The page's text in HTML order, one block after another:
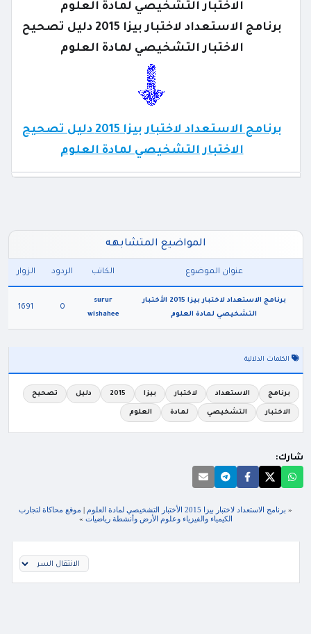
الاختبار التشخيصي لمادة العلوم
برنامج الاستعداد لاختبار بيزا 2015 دليل تصحيح
الاختبار التشخيصي لمادة العلوم
برنامج الاستعداد لاختبار بيزا 2015 دليل تصحيح
الاختبار التشخيصي لمادة العلوم
المواضيع المتشابهه
عنوان الموضوع الكاتب الردود الزوار
برنامج الاستعداد لاختبار بيزا 2015 الأختبار
التشخيصي لمادة العلوم
surur
wishahee
0
1691
الكلمات الدلالية
برنامج الاستعداد لاختبار بيزا 2015 دليل تصحيح
الاختبار التشخيصي لمادة العلوم
شارك:
« برنامج الاستعداد لاختبار بيزا 2015 الأختبار التشخيصي لمادة العلوم | موقع محاكاة لتجارب
الكيمياء والفيزياء وعلوم الأرض وأنشطة رياضيات »